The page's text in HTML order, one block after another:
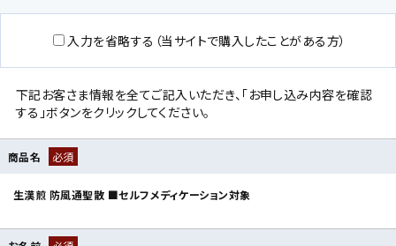
入力を省略する（当サイトで購入したことがある方）
下記お客さま情報を全てご記入いただき、「お申し込み内容を確認
する」ボタンをクリックしてください。
商品名 必須
生漢煎 防風通聖散 ■セルフメディケーション対象